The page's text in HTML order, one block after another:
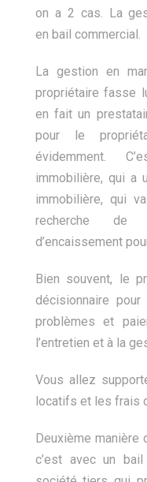
on a 2 cas. La
en bail commercial.
La gestion en
propriétaire fasse
en fait un
pour le
évidemment.
immobilière, qui a
immobilière, qui
recherche de
d’encaissement
Bien souvent, le
décisionnaire
problèmes et
l’entretien et à la
Vous allez
locatifs et les frais
Deuxième manière
c’est avec un bail